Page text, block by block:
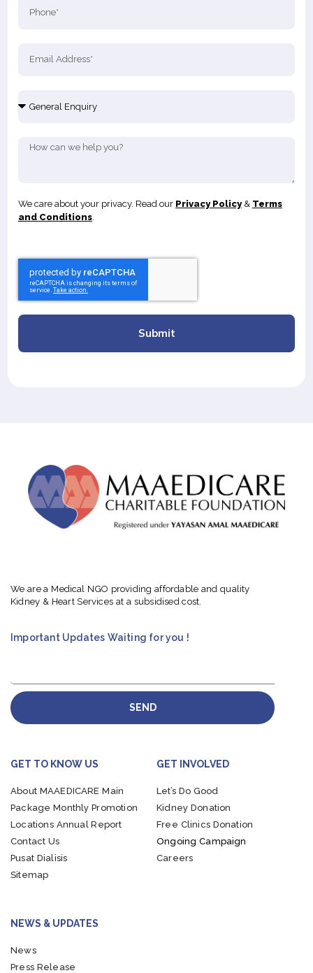
We care about your privacy. Read our Privacy Policy& Terms
and Conditions
Submit
We are a Medical NGO providing affordable and quality
Kidney & Heart Services at a subsidised cost.
Important Updates Waiting for you !
SEND
GET TO KNOW US
About MAAEDICARE Main
Package Monthly Promotion
Locations Annual Report
Contact Us
Pusat Dialisis
Sitemap
GET INVOLVED
Let’s Do Good
Kidney Donation
Free Clinics Donation
Ongoing Campaign
Careers
NEWS & UPDATES
News
Press Release